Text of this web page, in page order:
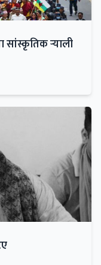
र्‍याली